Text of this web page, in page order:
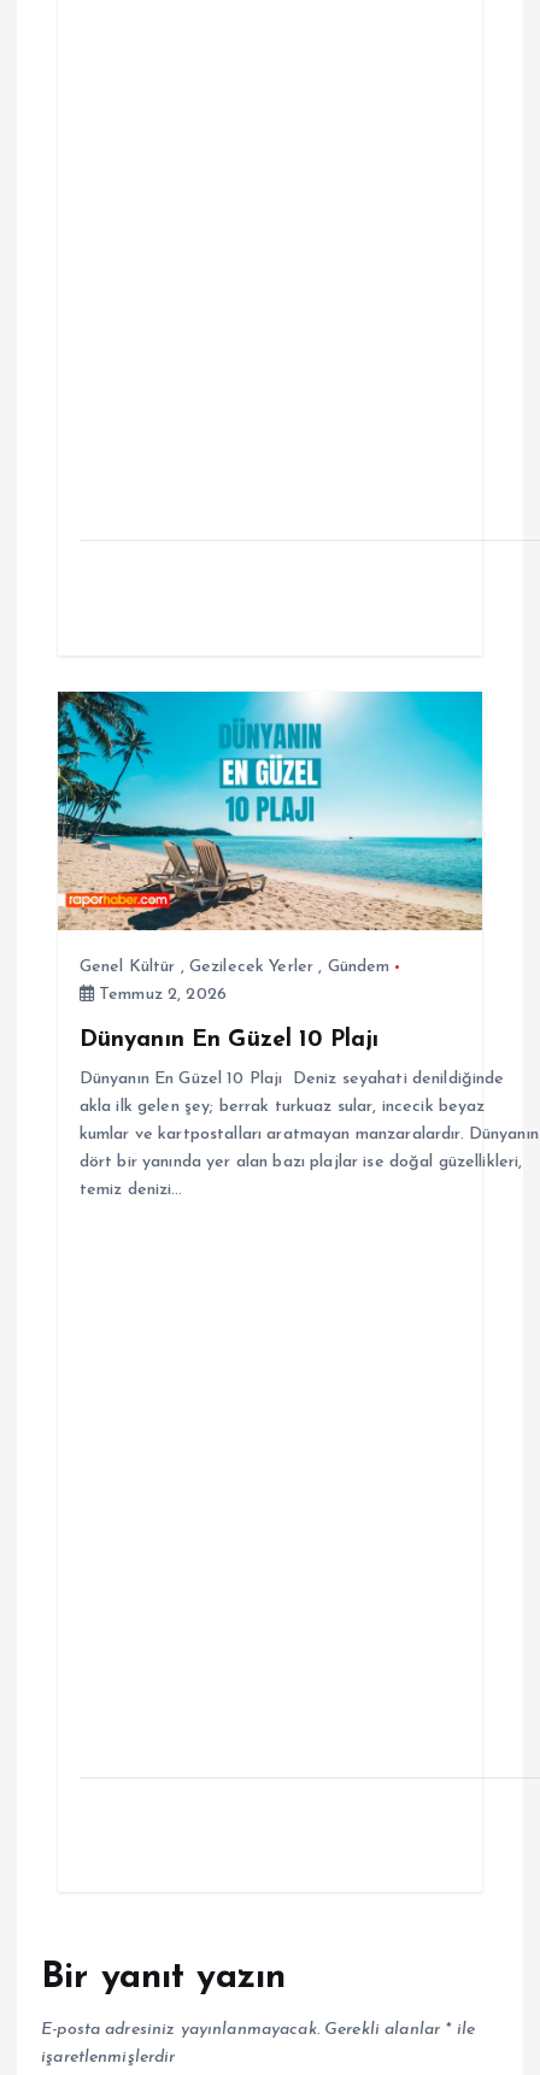
Genel Kültür , Gezilecek Yerler , Gündem
Temmuz 2, 2026
Dünyanın En Güzel 10 Plajı
Dünyanın En Güzel 10 Plajı Deniz seyahati denildiğinde
akla ilk gelen şey; berrak turkuaz sular, incecik beyaz
kumlar ve kartpostalları aratmayan manzaralardır. Dünyanın
dört bir yanında yer alan bazı plajlar ise doğal güzellikleri,
temiz denizi…
Bir yanıt yazın
E-posta adresiniz yayınlanmayacak. Gerekli alanlar *ile
işaretlenmişlerdir